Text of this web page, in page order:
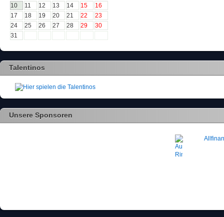
10
11 12 13 14 15
16
17
18 19 20 21 22
23
24
25 26 27 28 29
30
31
Talentinos
Unsere Sponsoren